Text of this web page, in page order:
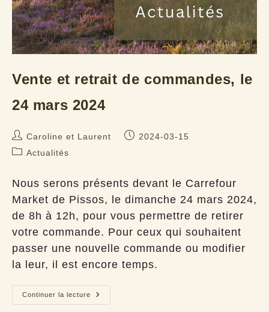
Vente et retrait de commandes, le
24 mars 2024
Auteur/autrice
de
Caroline et Laurent
Publication
2024-03-15
PostActualités
Nous serons présents devant le Carrefour
Market de Pissos, le dimanche 24 mars 2024,
de 8h à 12h, pour vous permettre de retirer
votre commande. Pour ceux qui souhaitent
passer une nouvelle commande ou modifier
la leur, il est encore temps.
Continuer la lecture
Vente
et